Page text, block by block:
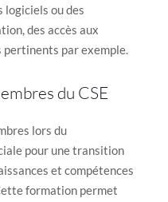
logiciels ou des
des accès aux
par exemple.
du CSE
lors du
pour une transition
et compétences
formation permet